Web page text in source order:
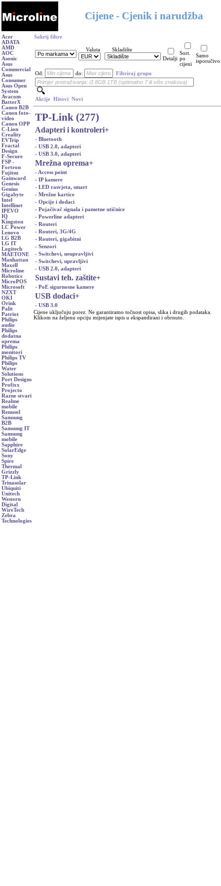
Cijene - Cjenik i narudžba
Acer
ADATA
AMD
AOC
Asonic
Asus
Commercial
Asus
Consumer
Asus Open
System
Avacom
BatterX
Canon B2B
Canon foto-
video
Canon OPP
C-Lion
Creality
EVTrip
Fractal
Design
F-Secure
FSP -
Fortron
Fujitsu
Gainward
Genesis
Genius
Gigabyte
Intel
Intellinet
IPEVO
IQ
Kingston
LC Power
Lenovo
LG B2B
LG IT
Logitech
MAETONE
Manhattan
Maxell
Microline
Robotics
MicroPOS
Microsoft
NZXT
OKI
Orink
Palit
Patriot
Philips
audio
Philips
dodatna
oprema
Philips
monitori
Philips TV
Philips
Water
Solutions
Port Designs
Profixx
Projecto
Razne stvari
Realme
mobile
Renusol
Samsung
B2B
Samsung IT
Samsung
mobile
Sapphire
SolarEdge
Sony
Spire
Thermal
Grizzly
TP-Link
Trinasolar
Ubiquiti
Unitech
Western
Digital
WireTech
Zebra
Technologies
Sakrij filtre
Valuta
Skladište
Detalji
Sort.
po
cijeni
Samo
isporučivo
Od: do: Filtriraj grupu
Akcije Hitovi Novi
TP-Link (277)
Adapteri i kontroleri+
- Bluetooth
- USB 2.0, adapteri
- USB 3.0, adapteri
Mrežna oprema+
- Access point
- IP kamere
- LED rasvjeta, smart
- Mrežne kartice
- Opcije i dodaci
- Pojačivač signala i pametne utičnice
- Powerline adapteri
- Routeri
- Routeri, 3G/4G
- Routeri, gigabitni
- Senzori
- Switchevi, neupravljivi
- Switchevi, upravljivi
- USB 2.0, adapteri
Sustavi teh. zaštite+
- PoE sigurnosne kamere
USB dodaci+
- USB 3.0
Cijene uključuju porez. Ne garantiramo točnost opisa, slika i drugih podataka.
Klikom na željenu opciju mijenjate ispis u ekspandirani i obrnuto.